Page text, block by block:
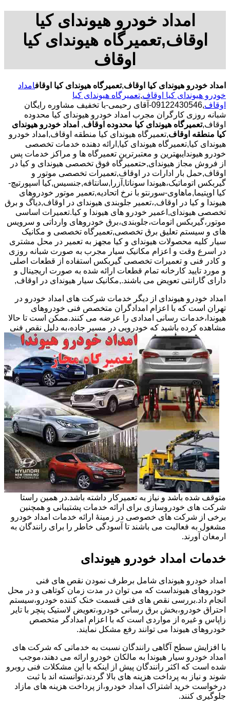
امداد خودرو هیوندای کیا
اوقاف,تعمیرگاه هیوندای کیا
اوقاف
امداد خودرو هیوندای کیا اوقاف,تعمیرگاه هیوندای کیا اوقافامداد
خودرو هیوندای کیا اوقاف,تعمیرگاه هیوندای کیا
اوقاف
,09122430546-آقای رحیمی-با تخفیف مشاوره رایگان
شبانه روزی کارگران مجرب امداد خودرو هیوندای کیا محدوده
اوقاف,تعمیرگاه هیوندای کیا محدوده اوقاف, امداد خودرو هیوندای
کیا منطقه اوقاف,تعمیرگاه هیوندای کیا منطقه اوقاف,امداد خودرو
هیوندای کیا,تعمیرگاه هیوندای کیا,ارائه دهنده خدمات تخصصی
خودرو هیوندایبهترین و معتبرترین تعمیرگاه ها و مراکز خدمات پس
از فروش مجاز هیوندای,حتعمیرگاه فوق تخصصی هیوندای و کیا در
اوقاف,حمل بار ادارات در اوقاف,تعمیرات تخصصی موتور و
گیربکس اتوماتیک،هیوندا سوناتا,آزرا,سانتافه,جنسیس,کیا اسپورتیچ-
کیا اوپتیما‌,ماهاوی-سورنتو با نرخ اتحادیه,تعمیر موتور خودروهای
هیوندا و کیا در اوقاف,،تعمیر جلوبندی هیوندای در اوقاف,دیاگ و برق
تخصصی هیوندای,اعمیر خودرو های هیوندا و کیا.تعمیرات اساسی
موتور،گیربکس اتومات،جلوبندی،برق خودروهای وارداتی و سرویس
های و سیستم تعلیق برق تخصصی,تعمیرگاه تخصصی و مکانیک
سیار کلیه محصولات هیوندای و کیا مجهز به تعمیر در محل مشتری
در اسرع وقت و اعزام مکانیک سیار مجرب به صورت شبانه روزی
و کادر فنی و تعمیرات تخصصی گیربکس استفاده از قطعات اصلی
و مورد تایید کارخانه تمام قطعات ارائه شده به صورت اریجینال و
دارای گارانتی تعویض می باشند.,مکانیک سیار هیوندای در اوقاف,
امداد خودرو هیوندای از دیگر خدمات شرکت های امداد خودرو در
تهران است که با اعزام امدادگران متخصص فنی خودروهای
هیوندا،خدمات رسانی امدادی را عرضه می کنند.ممکن است تا حالا
مشاهده کرده باشید که خودرویی در مسیر جاده،به دلیل نقص فنی
متوقف شده باشد و نیاز به تعمیرکار داشته باشد.در همین راستا
شرکت های خودروسازی برای ارائه خدمات پشتیبانی و همچنین
برخی از شرکت های خصوصی در زمینۀ ارائه خدمات امداد خودرو
مشغول به فعالیت می باشند تا آسودگی خاطر را برای رانندگان به
ارمغان آورند.
خدمات امداد خودرو هیوندای
امداد خودرو هیوندای شامل برطرف نمودن نقص های فنی
خودروهای هیونداست که می توان در مدت زمان کوتاهی و در محل
انجام داد.بررسی نقص های فنی قسمت خنک کننده خودرو،سیستم
احتراق خودرو،بخش برق رسانی خودرو،تعویض لاستیک پنچر با تایر
زاپاس و غیره از مواردی است که با اعزام امدادگر متخصص
خودروهای هیوندا می توانند رفع مشکل نمایند.
با افزایش سطح آگاهی رانندگان نسبت به خدماتی که شرکت های
امداد خودرو سیار هیوندا به مالکان خودرو ارائه می دهند،موجب
شده است که اکثر رانندگان پیش از اینکه با این مشکلات فنی روبرو
شوند و نیاز به پرداخت هزینه های بالا گردند،توانسته اند با ثبت
درخواست خرید اشتراک امداد خودرو،از پرداخت هزینه های مازاد
جلوگیری کنند.